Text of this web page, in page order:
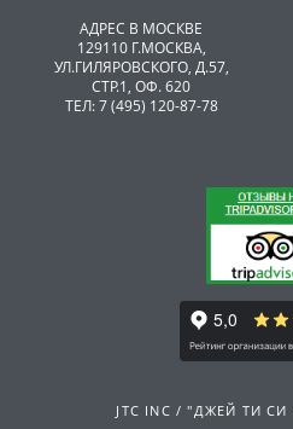
АДРЕС В МОСКВЕ
129110 Г.МОСКВА,
УЛ.ГИЛЯРОВСКОГО, Д.57,
СТР.1, ОФ. 620
ТЕЛ: 7 (495) 120-87-78
JTC INC / "ДЖЕЙ ТИ